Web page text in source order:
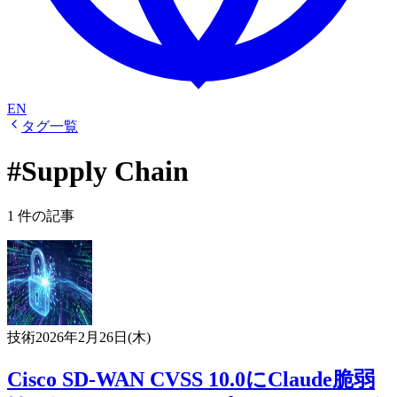
EN
タグ一覧
#Supply Chain
1 件の記事
技術2026年2月26日(木)
Cisco SD-WAN CVSS 10.0にClaude脆弱